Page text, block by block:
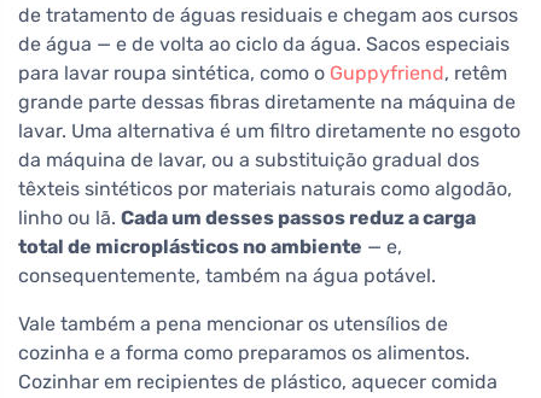
de tratamento de águas residuais e chegam aos cursos
de água — e de volta ao ciclo da água. Sacos especiais
para lavar roupa sintética, como o Guppyfriend, retêm
grande parte dessas fibras diretamente na máquina de
lavar. Uma alternativa é um filtro diretamente no esgoto
da máquina de lavar, ou a substituição gradual dos
têxteis sintéticos por materiais naturais como algodão,
linho ou lã. Cada um desses passos reduz a carga
total de microplásticos no ambiente — e,
consequentemente, também na água potável.
Vale também a pena mencionar os utensílios de
cozinha e a forma como preparamos os alimentos.
Cozinhar em recipientes de plástico, aquecer comida